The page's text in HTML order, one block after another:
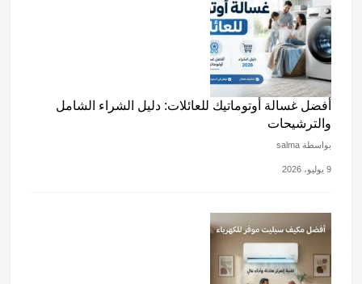
أفضل غسالة أوتوماتيك للعائلات: دليل الشراء الشامل
والترشيحات
بواسطة salma
9 يوليو، 2026